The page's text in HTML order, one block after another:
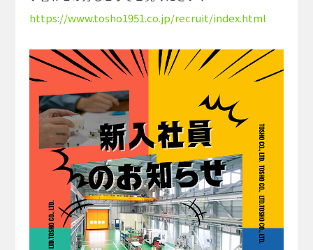
https://www.tosho1951.co.jp/recruit/index.html